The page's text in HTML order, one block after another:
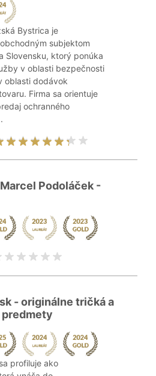
Bystrica je
subjektom
Slovensku, ktorý ponúka
v oblasti bezpečnosti
oblasti dodávok
Firma sa orientuje
ochranného
Podoláček -
- originálne tričká a
profiluje ako